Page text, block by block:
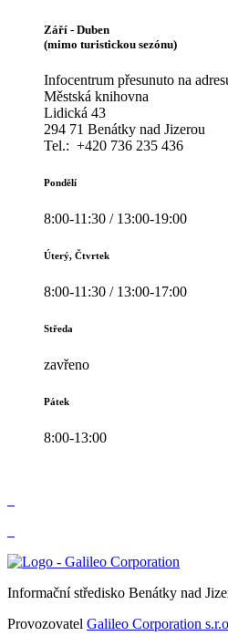
Září - Duben
(mimo turistickou sezónu)
Infocentrum přesunuto na
Městská knihovna
Lidická 43
294 71 Benátky nad Jizerou
Tel.: +420 736 235 436
Pondělí
8:00-11:30 / 13:00-19:00
Úterý, Čtvrtek
8:00-11:30 / 13:00-17:00
Středa
zavřeno
Pátek
8:00-13:00
Informační středisko Benátky nad
Provozovatel Galileo Corporation